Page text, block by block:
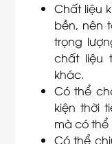
Chất liệu
bền, nên
trọng
chất liệu
khác.
Có thể
kiện thời
mà có thể
Có thể